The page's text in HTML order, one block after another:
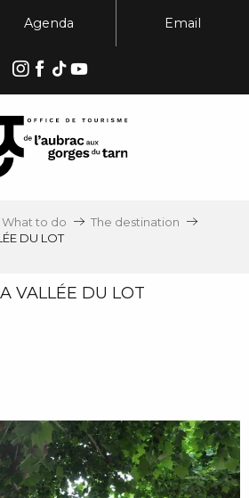
Agenda Email
to do
The destination
DU LOT
VALLÉE DU LOT
favoris